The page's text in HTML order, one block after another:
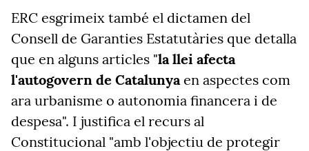
ERC esgrimeix també el dictamen del
Consell de Garanties Estatutàries que detalla
que en alguns articles "la llei afecta
l'autogovern de Catalunyaen aspectes com
ara urbanisme o autonomia financera i de
despesa". I justifica el recurs al
Constitucional "amb l'objectiu de protegir